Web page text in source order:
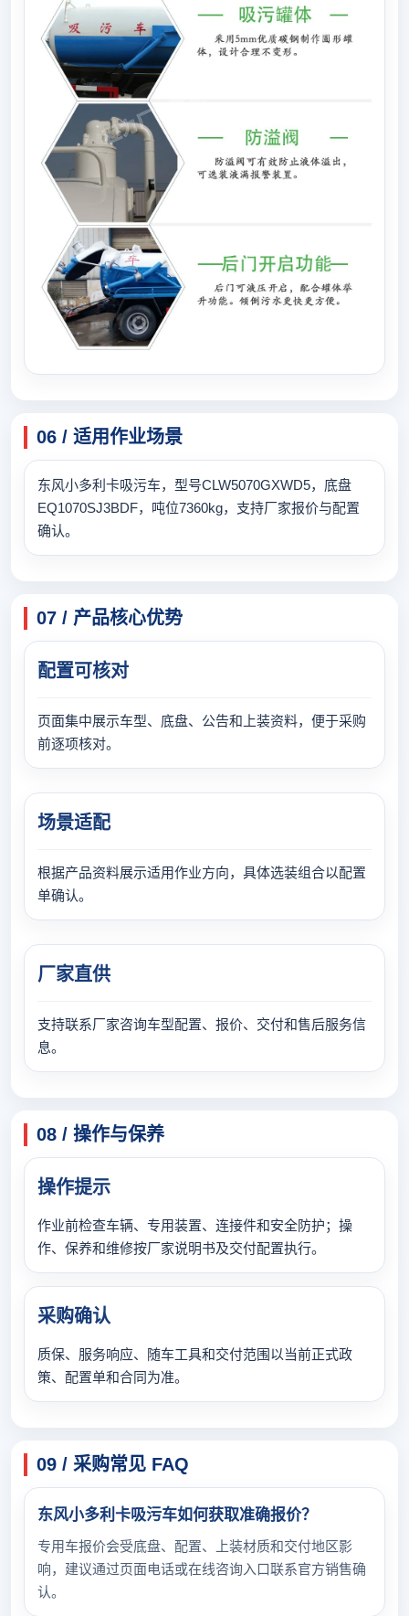
06 / 适用作业场景
东风小多利卡吸污车，型号CLW5070GXWD5，底盘
EQ1070SJ3BDF，吨位7360kg，支持厂家报价与配置
确认。
07 / 产品核心优势
配置可核对
页面集中展示车型、底盘、公告和上装资料，便于采购
前逐项核对。
场景适配
根据产品资料展示适用作业方向，具体选装组合以配置
单确认。
厂家直供
支持联系厂家咨询车型配置、报价、交付和售后服务信
息。
08 / 操作与保养
操作提示
作业前检查车辆、专用装置、连接件和安全防护；操
作、保养和维修按厂家说明书及交付配置执行。
采购确认
质保、服务响应、随车工具和交付范围以当前正式政
策、配置单和合同为准。
09 / 采购常见 FAQ
东风小多利卡吸污车如何获取准确报价？
专用车报价会受底盘、配置、上装材质和交付地区影
响，建议通过页面电话或在线咨询入口联系官方销售确
认。